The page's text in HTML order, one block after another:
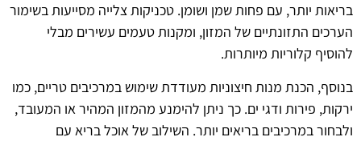
בריאות יותר, עם פחות שמן ושומן. טכניקות צלייה מסייעות בשימור
הערכים התזונתיים של המזון, ומקנות טעמים עשירים מבלי
להוסיף קלוריות מיותרות.
בנוסף, הכנת מנות חיצוניות מעודדת שימוש במרכיבים טריים, כמו
ירקות, פירות ודגי ים. כך ניתן להימנע מהמזון המהיר או המעובד,
ולבחור במרכיבים בריאים יותר. השילוב של אוכל בריא עם